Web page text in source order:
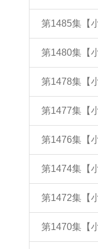
第1485集【
第1480集【
第1478集【
第1477集【
第1476集【
第1474集【
第1472集【
第1470集【